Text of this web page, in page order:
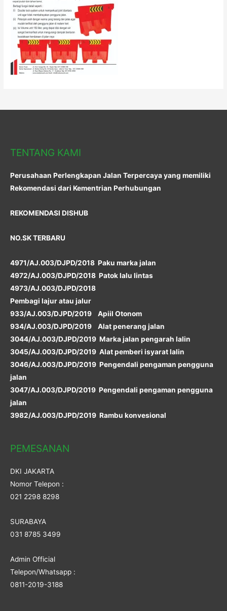
TENTANG KAMI
Perusahaan Perlengkapan Jalan Terpercaya yang memiliki
Rekomendasi dari Kementrian Perhubungan
REKOMENDASI DISHUB
NO.SK TERBARU
4971/AJ.003/DJPD/2018 Paku marka jalan
4972/AJ.003/DJPD/2018 Patok lalu lintas
4973/AJ.003/DJPD/2018
Pembagi lajur atau jalur
933/AJ.003/DJPD/2019 Apiil Otonom
934/AJ.003/DJPD/2019 Alat penerang jalan
3044/AJ.003/DJPD/2019 Marka jalan pengarah lalin
3045/AJ.003/DJPD/2019 Alat pemberi isyarat lalin
3046/AJ.003/DJPD/2019 Pengendali pengaman pengguna
jalan
3047/AJ.003/DJPD/2019 Pengendali pengaman pengguna
jalan
3982/AJ.003/DJPD/2019 Rambu konvesional
PEMESANAN
DKI JAKARTA
Nomor Telepon :
021 2298 8298
SURABAYA
031 8785 3499
Admin Official
Telepon/Whatsapp :
0811-2019-3188